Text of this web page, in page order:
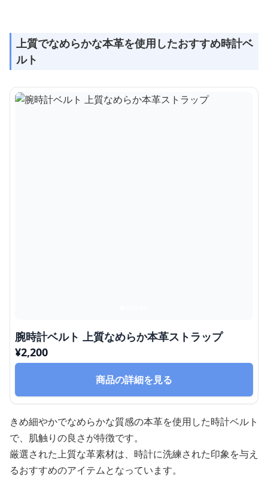
上質でなめらかな本革を使用したおすすめ時計ベ
ルト
腕時計ベルト 上質なめらか本革ストラップ
¥2,200
商品の詳細を見る
きめ細やかでなめらかな質感の本革を使用した時計ベルト
で、肌触りの良さが特徴です。
厳選された上質な革素材は、時計に洗練された印象を与え
るおすすめのアイテムとなっています。